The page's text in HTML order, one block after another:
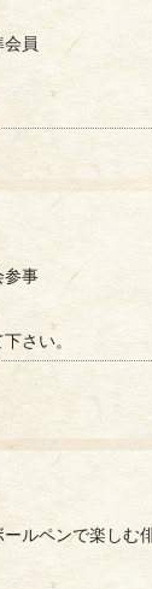
員
参事
さい。
ルペンで楽しむ